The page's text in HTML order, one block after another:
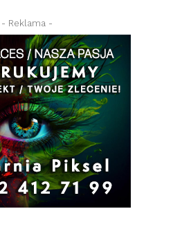
- Reklama -